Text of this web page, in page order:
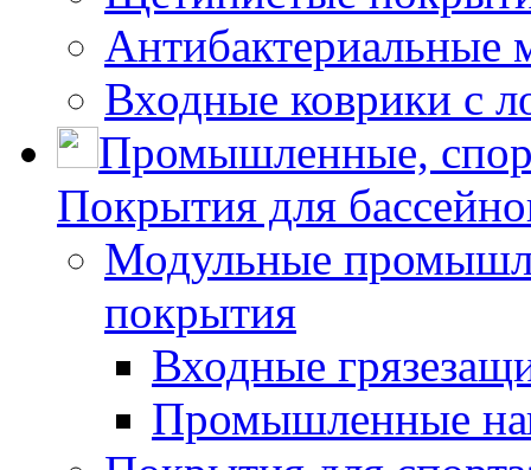
Антибактериальные
Входные коврики с
Промышленные,
Покрытия для
Модульные
покрытия
Входные
Промышленные